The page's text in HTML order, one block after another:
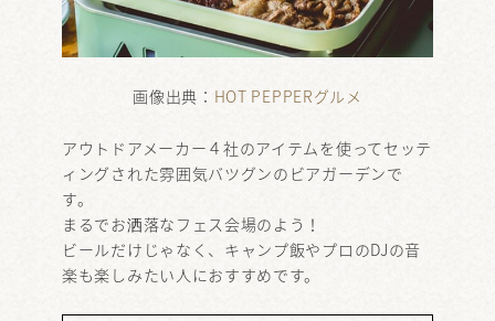
画像出典： HOT PEPPERグルメ
アウトドアメーカー４社のアイテムを使ってセッテ
ィングされた雰囲気バツグンのビアガーデンで
す。
まるでお洒落なフェス会場のよう！
ビールだけじゃなく、キャンプ飯やプロのDJの音
楽も楽しみたい人におすすめです。